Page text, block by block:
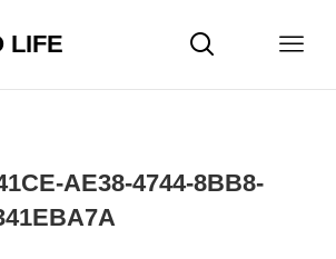
LIFE
AE38-4744-8BB8-